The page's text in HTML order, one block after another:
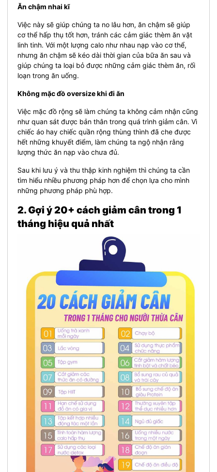
Ăn chậm nhai kĩ
Việc này sẽ giúp chúng ta no lâu hơn, ăn chậm sẽ giúp
cơ thể hấp thụ tốt hơn, tránh các cảm giác thèm ăn vặt
linh tinh. Với một lượng calo như nhau nạp vào cơ thể,
nhưng ăn chậm sẽ kéo dài thời gian của bữa ăn sau và
giúp chúng ta loại bỏ được những cảm giác thèm ăn, rối
loạn trong ăn uống.
Không mặc đồ oversize khi đi ăn
Việc mặc đồ rộng sẽ làm chúng ta không cảm nhận cũng
như quan sát được bản thân trong quá trình giảm cân. Vì
chiếc áo hay chiếc quần rộng thùng thình đã che được
hết những khuyết điểm, làm chúng ta ngộ nhận rằng
lượng thức ăn nạp vào chưa đủ.
Sau khi lưu ý và thu thập kinh nghiệm thì chúng ta cần
tìm hiểu nhiều phương pháp hơn để chọn lựa cho mình
những phương pháp phù hợp.
2. Gợi ý 20+ cách giảm cân trong 1
tháng hiệu quả nhất